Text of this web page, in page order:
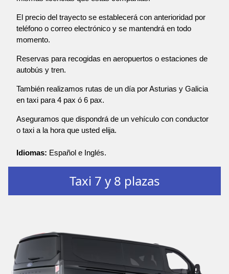
El precio del trayecto se establecerá con anterioridad por
teléfono o correo electrónico y se mantendrá en todo
momento.
Reservas para recogidas en aeropuertos o estaciones de
autobús y tren.
También realizamos rutas de un día por Asturias y Galicia
en taxi para 4 pax ó 6 pax.
Aseguramos que dispondrá de un vehículo con conductor
o taxi a la hora que usted elija.
Idiomas: Español e Inglés.
Taxi 7 y 8 plazas